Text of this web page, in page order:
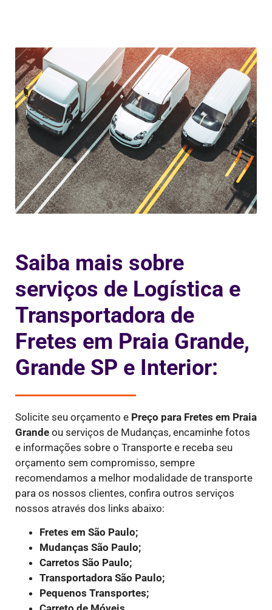
Saiba mais sobre
serviços de Logística e
Transportadora de
Fretes em Praia Grande,
Grande SP e Interior:
Solicite seu orçamento e Preço para Fretes em Praia
Grande ou serviços de Mudanças, encaminhe fotos
e informações sobre o Transporte e receba seu
orçamento sem compromisso, sempre
recomendamos a melhor modalidade de transporte
para os nossos clientes, confira outros serviços
nossos através dos links abaixo:
Fretes em São Paulo;
Mudanças São Paulo;
Carretos São Paulo;
Transportadora São Paulo;
Pequenos Transportes;